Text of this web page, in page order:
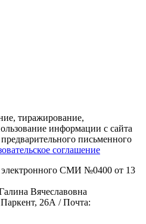
тиражирование,
информации с сайта
письменного
соглашение
электронного СМИ №0400 от 13
Вячеславовна
26А / Почта: